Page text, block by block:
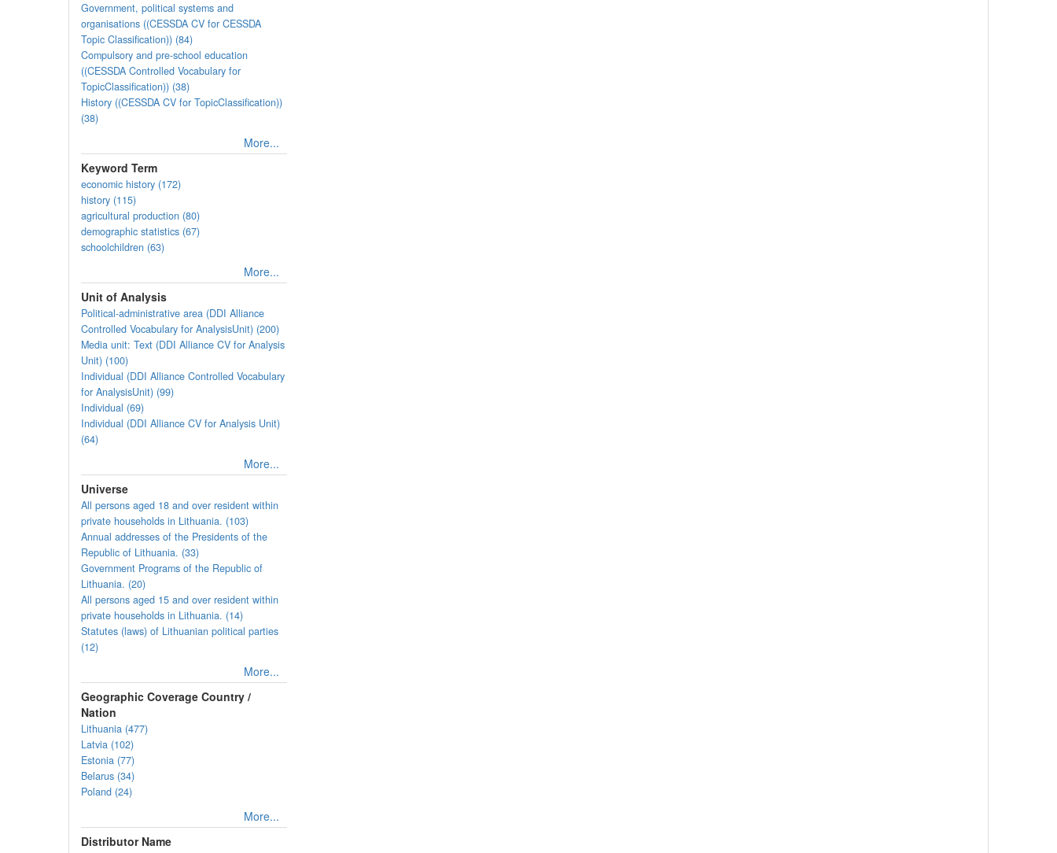
Government, political systems and
organisations ((CESSDA CV for CESSDA
Topic Classification)) (84)
Compulsory and pre-school education
((CESSDA Controlled Vocabulary for
TopicClassification)) (38)
History ((CESSDA CV for TopicClassification))
(38)
More...
Keyword Term
economic history (172)
history (115)
agricultural production (80)
demographic statistics (67)
schoolchildren (63)
More...
Unit of Analysis
Political-administrative area (DDI Alliance
Controlled Vocabulary for AnalysisUnit) (200)
Media unit: Text (DDI Alliance CV for Analysis
Unit) (100)
Individual (DDI Alliance Controlled Vocabulary
for AnalysisUnit) (99)
Individual (69)
Individual (DDI Alliance CV for Analysis Unit)
(64)
More...
Universe
All persons aged 18 and over resident within
private households in Lithuania. (103)
Annual addresses of the Presidents of the
Republic of Lithuania. (33)
Government Programs of the Republic of
Lithuania. (20)
All persons aged 15 and over resident within
private households in Lithuania. (14)
Statutes (laws) of Lithuanian political parties
(12)
More...
Geographic Coverage Country /
Nation
Lithuania (477)
Latvia (102)
Estonia (77)
Belarus (34)
Poland (24)
More...
Distributor Name